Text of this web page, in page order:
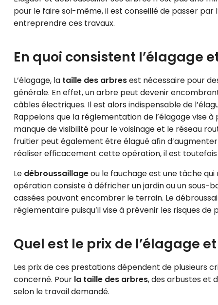
pour le faire soi-même, il est conseillé de passer
entreprendre ces travaux.
En quoi consistent l’élagage
L’élagage, la taille des arbresest nécessaire pour
générale. En effet, un arbre peut devenir
câbles électriques. Il est alors indispensable de
Rappelons que la réglementation de l’élagage vise
manque de visibilité pour le voisinage et le réseau
fruitier peut également être élagué afin
réaliser efficacement cette opération, il est
Le débroussaillageou le fauchage est une tâche
opération consiste à défricher un jardin ou un sous-
cassées pouvant encombrer le terrain. Le
réglementaire puisqu’il vise à prévenir les risques de
Quel est le prix de l’élagage
Les prix de ces prestations dépendent de plusieurs
concerné. Pour la taille des arbres, des arbustes et
selon le travail demandé.